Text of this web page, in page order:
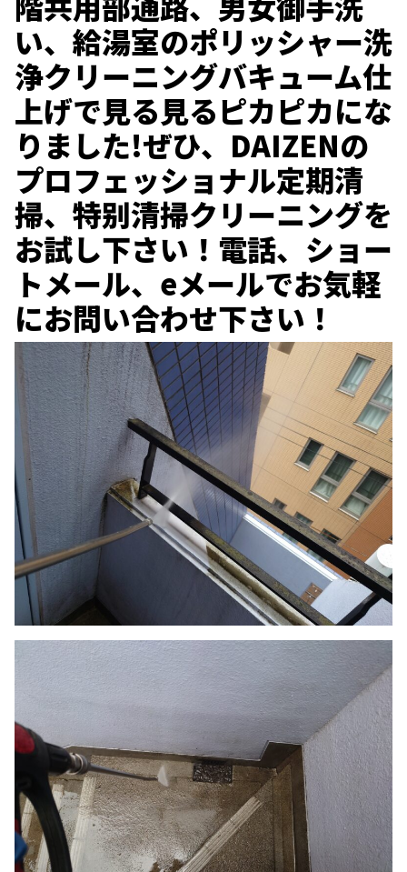
い、給湯室のポリッシャー洗
浄クリーニングバキューム仕
上げで見る見るピカピカにな
りました!ぜひ、DAIZENの
プロフェッショナル定期清
掃、特别清掃クリーニングを
お試し下さい！電話、ショー
トメール、eメールでお気軽
にお問い合わせ下さい！